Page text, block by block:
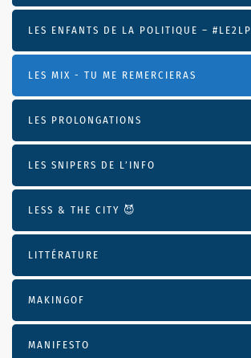
LES ENFANTS DE LA POLITIQUE – #LE2LP
LES MIX - TU ME REMERCIERAS
LES PROLONGATIONS
LES SNIPERS DE L’INFO
LESS & THE CITY 😈
LITTÉRATURE
MAKINGOF
MANIFESTO